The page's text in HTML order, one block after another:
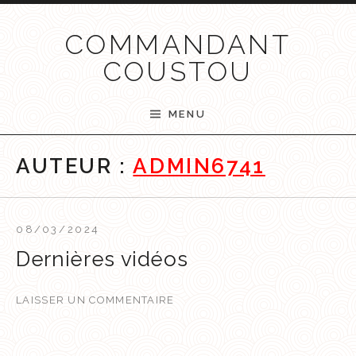
COMMANDANT
COUSTOU
MENU
AUTEUR :ADMIN6741
Dernières vidéos
08/03/2024
LAISSER UN COMMENTAIRE